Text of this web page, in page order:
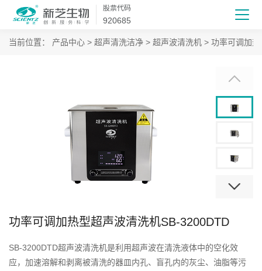
股票代码
920685
当前位置： 产品中心 > 超声清洗洁净 > 超声波清洗机 > 功率可调加
功率可调加热型超声波清洗机SB-3200DTD
SB-3200DTD超声波清洗机是利用超声波在清洗液体中的空化效
应，加速溶解和剥离被清洗的器皿内孔、盲孔内的灰尘、油脂等污